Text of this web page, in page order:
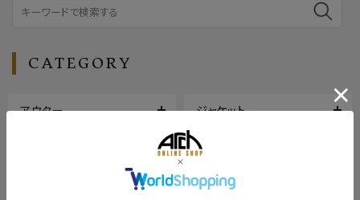
CATEGORY
アウター ジャケット
ボトムス
バッグ